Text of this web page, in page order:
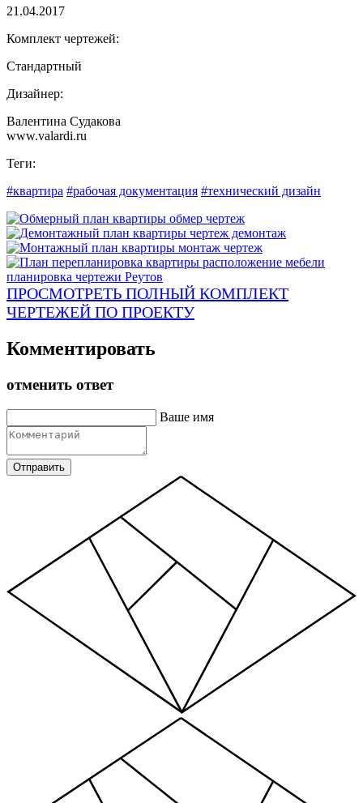
21.04.2017
Комплект чертежей:
Стандартный
Дизайнер:
Валентина Судакова
www.valardi.ru
Теги:
#квартира #рабочая документация #технический дизайн
ПРОСМОТРЕТЬ ПОЛНЫЙ КОМПЛЕКТ
ЧЕРТЕЖЕЙ ПО ПРОЕКТУ
Комментировать
отменить ответ
Ваше имя